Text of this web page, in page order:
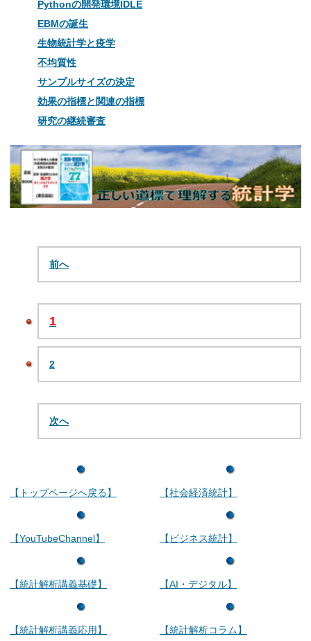
Pythonの開発環境IDLE
EBMの誕生
生物統計学と疫学
不均質性
サンプルサイズの決定
効果の指標と関連の指標
研究の継続審査
前へ
1
2
次へ
【トップページへ戻る】
【YouTubeChannel】
【統計解析講義基礎】
【統計解析講義応用】
【社会経済統計】
【ビジネス統計】
【AI・デジタル】
【統計解析コラム】